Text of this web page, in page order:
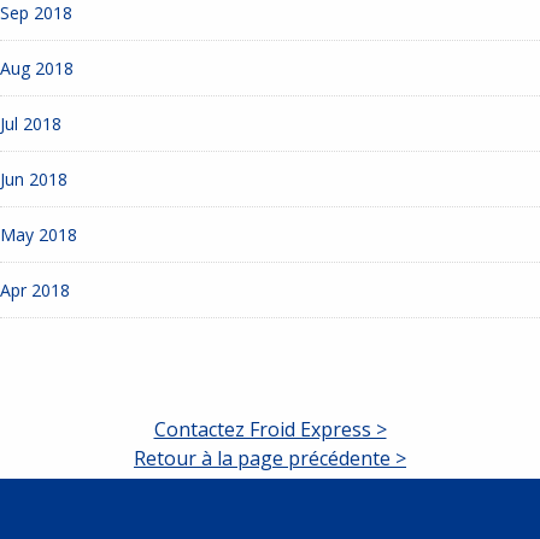
Sep 2018
Aug 2018
Jul 2018
Jun 2018
May 2018
Apr 2018
Contactez Froid Express >
Retour à la page précédente >